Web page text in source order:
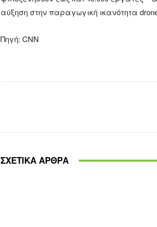
αύξηση στην παραγωγική ικανότητα
Πηγή: CNN
ΣΧΕΤΙΚΑ ΑΡΘΡΑ